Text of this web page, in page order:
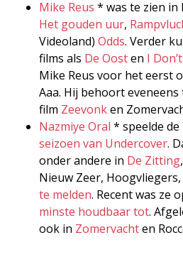
Mike Reus * was te zien in
Het gouden uur,
Videoland) Odds. Verder
films als De Oosten I
Mike Reus voor het eerst
Aaa. Hij behoort eveneens
film Zeevonken
Nazmiye Oral * speelde
seizoen van Undercover.
onder andere in De Zitting
Nieuw Zeer, Hoogvliegers,
te melden. Recent was ze
minste houdbaar tot.
ook in Zomervachten